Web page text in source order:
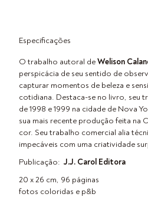
Especificações
O trabalho autoral deWelison
perspicácia de seu sentido de
capturar momentos de beleza e
cotidiana. Destaca-se no livro, seu
de 1998 e 1999 na cidade de Nova
sua mais recente produção feita na
cor. Seu trabalho comercial alia
impecáveis com uma criatividade
Publicação: J.J. Carol Editora
20 x 26 cm, 96 páginas
fotos coloridas e p&b